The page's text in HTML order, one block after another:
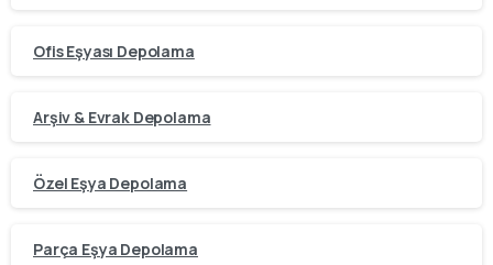
Ofis Eşyası Depolama
Arşiv & Evrak Depolama
Özel Eşya Depolama
Parça Eşya Depolama